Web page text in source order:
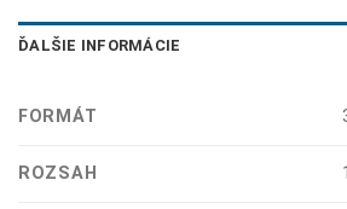
ĎALŠIE INFORMÁCIE
FORMÁT
ROZSAH